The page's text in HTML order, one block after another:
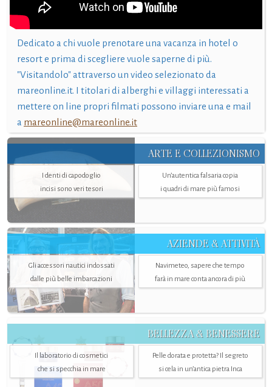
Dedicato a chi vuole prenotare una vacanza in hotel o
resort e prima di scegliere vuole saperne di più.
"Visitandolo" attraverso un video selezionato da
mareonline.it. I titolari di alberghi e villaggi interessati a
mettere on line propri filmati possono inviare una e mail
a mareonline@mareonline.it
ARTE E COLLEZIONISMO
I denti di capodoglio
incisi sono veri tesori
Un’autentica falsaria copia
i quadri di mare più famosi
AZIENDE & ATTIVITÀ
Gli accessori nautici indossati
dalle più belle imbarcazioni
Navimeteo, sapere che tempo
farà in mare conta ancora di più
BELLEZZA & BENESSERE
Il laboratorio di cosmetici
che si specchia in mare
Pelle dorata e protetta? Il segreto
si cela in un’antica pietra Inca